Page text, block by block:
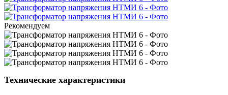
Рекомендуем
Технические характеристики